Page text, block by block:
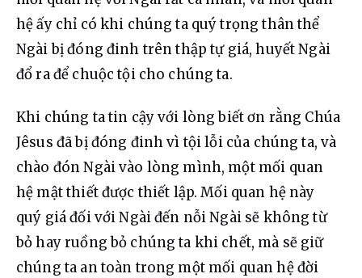
hệ ấy chỉ có khi chúng ta quý trọng thân thể
Ngài bị đóng đinh trên thập tự giá, huyết Ngài
đổ ra để chuộc tội cho chúng ta.
Khi chúng ta tin cậy với lòng biết ơn rằng Chúa
Jêsus đã bị đóng đinh vì tội lỗi của chúng ta, và
chào đón Ngài vào lòng mình, một mối quan
hệ mật thiết được thiết lập. Mối quan hệ này
quý giá đối với Ngài đến nỗi Ngài sẽ không từ
bỏ hay ruồng bỏ chúng ta khi chết, mà sẽ giữ
chúng ta an toàn trong một mối quan hệ đời